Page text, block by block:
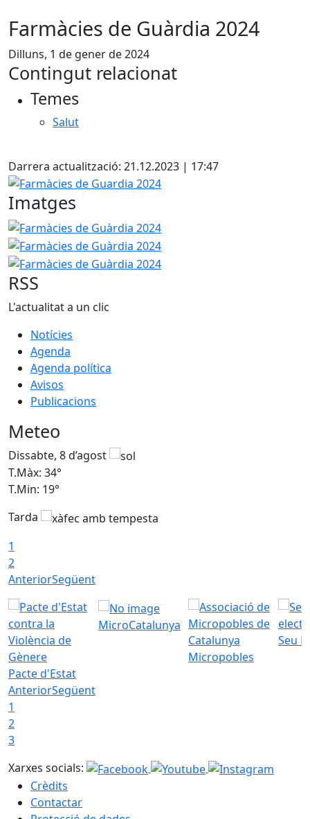
Farmàcies de Guàrdia 2024
Dilluns, 1 de gener de 2024
Contingut relacionat
Temes
Salut
Darrera actualització: 21.12.2023 | 17:47
Farmàcies de Guardia 2024
Imatges
Farmàcies de Guàrdia 2024
Farmàcies de Guàrdia 2024
Farmàcies de Guàrdia 2024
RSS
L'actualitat a un clic
Notícies
Agenda
Agenda política
Avisos
Publicacions
Meteo
Dissabte, 8 d’agost
T.Màx: 34°
T.Min: 19°
Tarda
1
2
AnteriorSegüent
Pacte d'Estat
MicroCatalunya
Micropobles
Seu
AnteriorSegüent
1
2
3
Xarxes socials:
Crèdits
Contactar